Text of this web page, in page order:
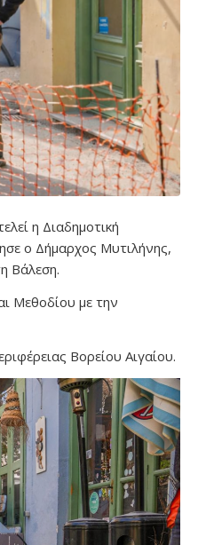
η Διαδημοτική
ο Δήμαρχος Μυτιλήνης,
Βάλεση.
Μεθοδίου με την
Βορείου Αιγαίου.